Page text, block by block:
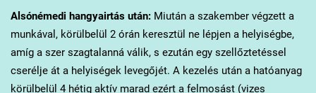
Alsónémedi hangyairtás után:Miután a szakember végzett a
munkával, körülbelül 2 órán keresztül ne lépjen a helyiségbe,
amíg a szer szagtalanná válik, s ezután egy szellőztetéssel
cserélje át a helyiségek levegőjét. A kezelés után a hatóanyag
körülbelül 4 hétig aktív marad ezért a felmosást (vizes